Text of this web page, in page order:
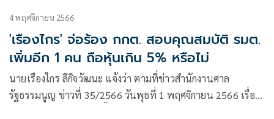
4 พฤศจิกายน 2566
'เรืองไกร' จ่อร้อง กกต. สอบคุณสมบัติ รมต.
เพิ่มอีก 1 คน ถือหุ้นเกิน 5% หรือไม่
นายเรืองไกร ลีกิจวัฒนะ แจ้งว่า ตามที่ข่าวสำนักงานศาล
รัฐธรรมนูญ ข่าวที่ 35/2566 วันพุธที่ 1 พฤศจิกายน 2566 เรื่อง